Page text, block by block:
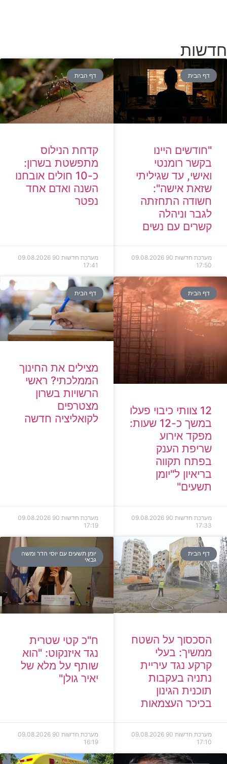
חדשות
דף הבית
"חודשים היינו
בקשר רומנטי
ואישי, עד שגיליתי
שזאת אישה":
חשודה התחזתה
לגבר וניהלה
קשרים עם נשים
מערכת חדשות 90
09.08.2026
17:50
דף הבית
קדחת הנילוס
מתפשטת בשרון:
כ-10 חולים אובחנו
השנה ואדם אחד
נפטר
מערכת חדשות 90
09.08.2026
17:41
דף הבית
12 צוותי כיבוי פעלו
במשך כ-12 שעות:
מפקד אירוע
שריפת הענק
בפתח תקווה
בריאיון ל"יומן
תשעים"
מערכת חדשות 90
09.08.2026
17:33
דף הבית
מצילים את החינוך
הממלכתי? ראשי
הרשויות בשרון
מצטרפים
לקואליציה חדשה
מערכת חדשות 90
09.08.2026
17:19
דף הבית
הסכסוך על השטח
ממשיך: בעלי
קרקע נגד עיריית
נתניה בעקבות
תוכנית הגינון
בכיכר העצמאות
מערכת חדשות 90
09.08.2026
17:10
יומן תשעים עם יוסי הדר ומשה
גבאי
ח"כ קטי שטרית
נגד איזנקוט: "הוא
שותף על מלא של
יאיר גולן"
מערכת חדשות 90
09.08.2026
16:19